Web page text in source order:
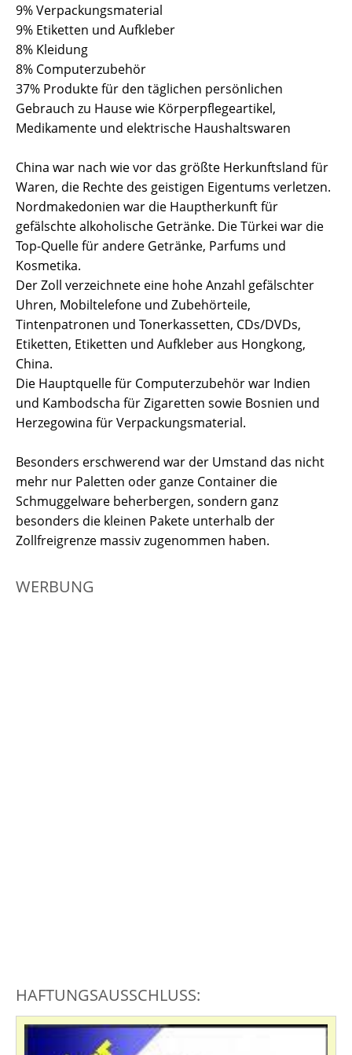
9% Verpackungsmaterial
9% Etiketten und Aufkleber
8% Kleidung
8% Computerzubehör
37% Produkte für den täglichen persönlichen
Gebrauch zu Hause wie Körperpflegeartikel,
Medikamente und elektrische Haushaltswaren
China war nach wie vor das größte Herkunftsland für
Waren, die Rechte des geistigen Eigentums verletzen.
Nordmakedonien war die Hauptherkunft für
gefälschte alkoholische Getränke. Die Türkei war die
Top-Quelle für andere Getränke, Parfums und
Kosmetika.
Der Zoll verzeichnete eine hohe Anzahl gefälschter
Uhren, Mobiltelefone und Zubehörteile,
Tintenpatronen und Tonerkassetten, CDs/DVDs,
Etiketten, Etiketten und Aufkleber aus Hongkong,
China.
Die Hauptquelle für Computerzubehör war Indien
und Kambodscha für Zigaretten sowie Bosnien und
Herzegowina für Verpackungsmaterial.
Besonders erschwerend war der Umstand das nicht
mehr nur Paletten oder ganze Container die
Schmuggelware beherbergen, sondern ganz
besonders die kleinen Pakete unterhalb der
Zollfreigrenze massiv zugenommen haben.
WERBUNG
HAFTUNGSAUSSCHLUSS: